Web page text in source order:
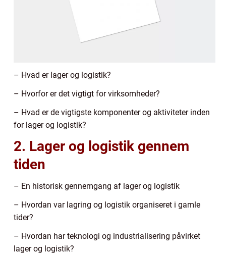
– Hvad er lager og logistik?
– Hvorfor er det vigtigt for virksomheder?
– Hvad er de vigtigste komponenter og aktiviteter inden
for lager og logistik?
2. Lager og logistik gennem
tiden
– En historisk gennemgang af lager og logistik
– Hvordan var lagring og logistik organiseret i gamle
tider?
– Hvordan har teknologi og industrialisering påvirket
lager og logistik?